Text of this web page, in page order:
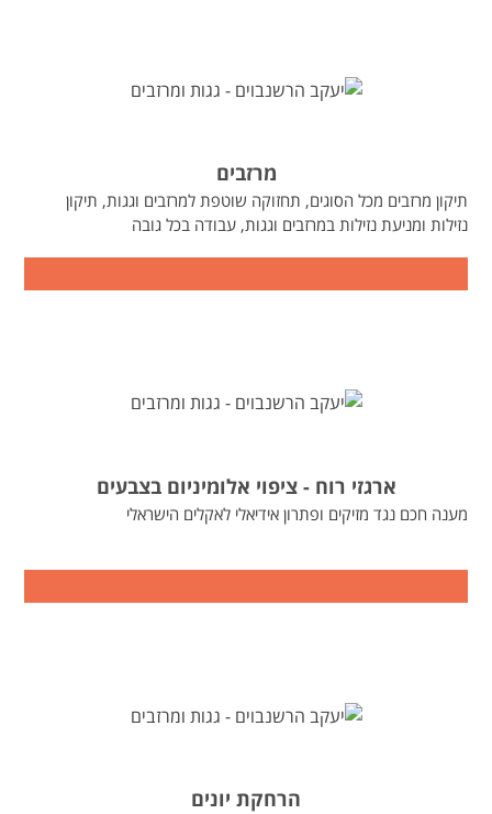
מרזבים
תיקון מרזבים מכל הסוגים, תחזוקה שוטפת למרזבים וגגות, תיקון
נזילות ומניעת נזילות במרזבים וגגות, עבודה בכל גובה
ארגזי רוח - ציפוי אלומיניום בצבעים
מענה חכם נגד מזיקים ופתרון אידיאלי לאקלים הישראלי
הרחקת יונים